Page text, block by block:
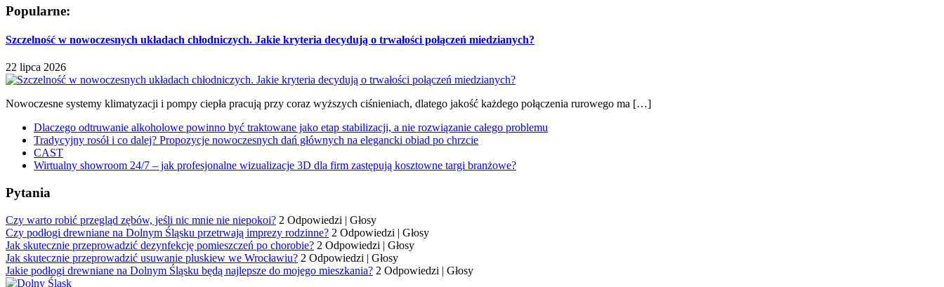
Popularne:
Szczelność w nowoczesnych układach chłodniczych. Jakie kryteria decydują o trwałości połączeń miedzianych?
22 lipca 2026
Nowoczesne systemy klimatyzacji i pompy ciepła pracują przy coraz wyższych ciśnieniach, dlatego jakość każdego połączenia rurowego ma […]
Dlaczego odtruwanie alkoholowe powinno być traktowane jako etap stabilizacji, a nie rozwiązanie całego problemu
Tradycyjny rosół i co dalej? Propozycje nowoczesnych dań głównych na elegancki obiad po chrzcie
CAST
Wirtualny showroom 24/7 – jak profesjonalne wizualizacje 3D dla firm zastępują kosztowne targi branżowe?
Pytania
Czy warto robić przegląd zębów, jeśli nic mnie nie niepokoi? 2 Odpowiedzi | Głosy
Czy podłogi drewniane na Dolnym Śląsku przetrwają imprezy rodzinne? 2 Odpowiedzi | Głosy
Jak skutecznie przeprowadzić dezynfekcję pomieszczeń po chorobie? 2 Odpowiedzi | Głosy
Jak skutecznie przeprowadzić usuwanie pluskiew we Wrocławiu? 2 Odpowiedzi | Głosy
Jakie podłogi drewniane na Dolnym Śląsku będą najlepsze do mojego mieszkania? 2 Odpowiedzi | Głosy